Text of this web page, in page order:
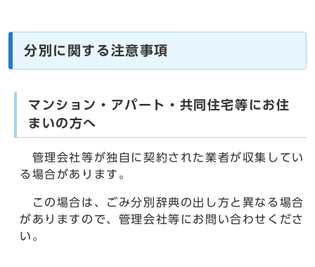
分別に関する注意事項
マンション・アパート・共同住宅等にお住
まいの方へ
管理会社等が独自に契約された業者が収集してい
る場合があります。
この場合は、ごみ分別辞典の出し方と異なる場合
がありますので、管理会社等にお問い合わせくださ
い。